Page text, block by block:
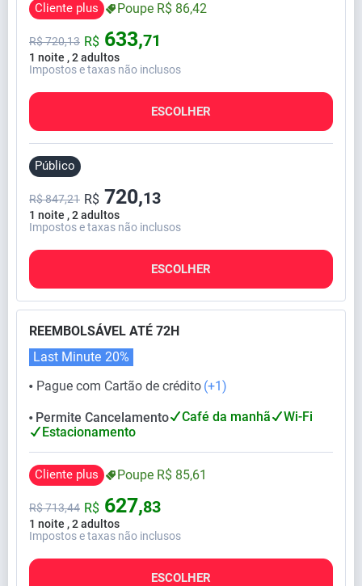
Cliente plus Poupe R$ 86,42
1 noite , 2 adultos
R$720,13 R$ 633,71
Impostos e taxas não inclusos
ESCOLHER
Público
1 noite , 2 adultos
R$ 847,21 R$ 720,13
Impostos e taxas não inclusos
ESCOLHER
REEMBOLSÁVEL ATÉ 72H
⬤ Pague com Cartão de crédito (+1)
Last Minute 20%
⬤ Permite Cancelamento Café da manhã
Wi-Fi
Estacionamento
Cliente plus Poupe R$ 85,61
1 noite , 2 adultos
R$713,44 R$ 627,83
Impostos e taxas não inclusos
ESCOLHER